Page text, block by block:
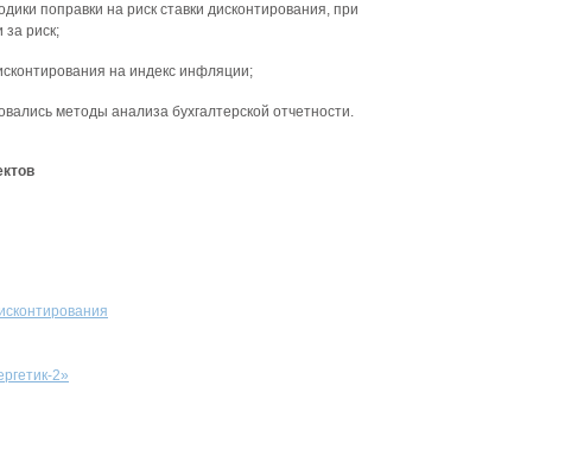
поправки на риск ставки дисконтирования, при
риск;
на индекс инфляции;
методы анализа бухгалтерской отчетности.
2»